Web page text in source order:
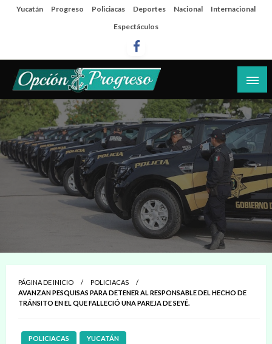
SaltaYucatán Progreso Policiacas Deportes Nacional
Internacional
Espectáculos
Opción Progreso
Las noticias del día a día del puerto
PÁGINA DE INICIO
POLICIACAS
AVANZAN PESQUISAS PARA DETENER AL RESPONSABLE DEL HECHO DE
TRÁNSITO EN EL QUE FALLECIÓ UNA PAREJA DE SEYÉ.
POLICIACAS YUCATÁN